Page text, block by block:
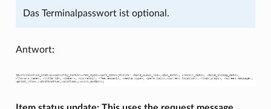
Das Terminalpasswort ist optional.
Antwort: